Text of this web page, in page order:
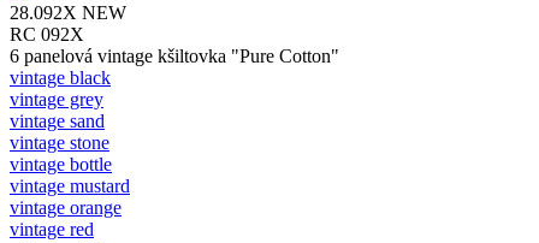
28.092X NEW
RC 092X
6 panelová vintage kšiltovka "Pure Cotton"
vintage black
vintage grey
vintage sand
vintage stone
vintage bottle
vintage mustard
vintage orange
vintage red